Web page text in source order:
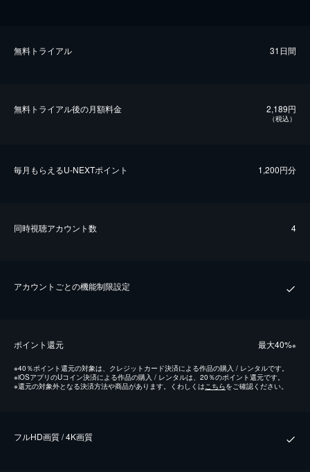
無料トライアル 31日間
無料トライアル後の⽉額料金 2,189円
（税込）
毎⽉もらえるU-NEXTポイント 1,200円分
同時視聴アカウント数 4
アカウントごとの機能制限設定
ポイント還元 最⼤40%※
※40％ポイント還元の対象は、クレジットカード決済による作品の購入 / レンタルです。
※iOSアプリのUコイン決済による作品の購入 / レンタルは、20％のポイント還元です。
※還元の対象外となる決済方法や商品があります。くわしくはこちらをご確認ください。
フルHD画質 / 4K画質